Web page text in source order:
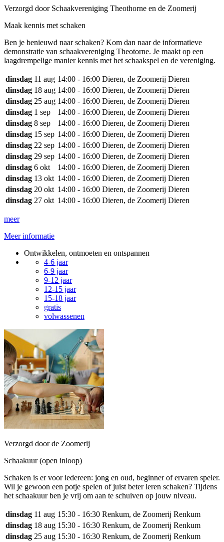
Verzorgd door Schaakvereniging Theothorne en de Zoomerij
Maak kennis met schaken
Ben je benieuwd naar schaken? Kom dan naar de informatieve
demonstratie van schaakvereniging Theotorne. Je maakt op een
laagdrempelige manier kennis met het schaakspel en de vereniging.
dinsdag 11 aug 14:00 - 16:00 Dieren, de Zoomerij Dieren
dinsdag 18 aug 14:00 - 16:00 Dieren, de Zoomerij Dieren
dinsdag 25 aug 14:00 - 16:00 Dieren, de Zoomerij Dieren
dinsdag 1 sep 14:00 - 16:00 Dieren, de Zoomerij Dieren
dinsdag 8 sep 14:00 - 16:00 Dieren, de Zoomerij Dieren
dinsdag 15 sep 14:00 - 16:00 Dieren, de Zoomerij Dieren
dinsdag 22 sep 14:00 - 16:00 Dieren, de Zoomerij Dieren
dinsdag 29 sep 14:00 - 16:00 Dieren, de Zoomerij Dieren
dinsdag 6 okt 14:00 - 16:00 Dieren, de Zoomerij Dieren
dinsdag 13 okt 14:00 - 16:00 Dieren, de Zoomerij Dieren
dinsdag 20 okt 14:00 - 16:00 Dieren, de Zoomerij Dieren
dinsdag 27 okt 14:00 - 16:00 Dieren, de Zoomerij Dieren
meer
Meer informatie
Ontwikkelen, ontmoeten en ontspannen
4-6 jaar
6-9 jaar
9-12 jaar
12-15 jaar
15-18 jaar
gratis
volwassenen
Verzorgd door de Zoomerij
Schaakuur (open inloop)
Schaken is er voor iedereen: jong en oud, beginner of ervaren speler.
Wil je gewoon een potje spelen of juist beter leren schaken? Tijdens
het schaakuur ben je vrij om aan te schuiven op jouw niveau.
dinsdag 11 aug 15:30 - 16:30 Renkum, de Zoomerij Renkum
dinsdag 18 aug 15:30 - 16:30 Renkum, de Zoomerij Renkum
dinsdag 25 aug 15:30 - 16:30 Renkum, de Zoomerij Renkum